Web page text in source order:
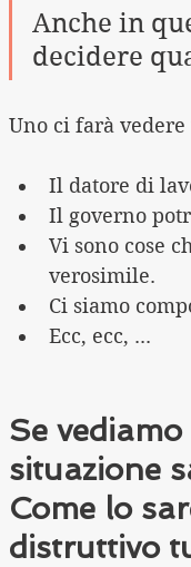
Anche in
decidere
Uno ci farà
Il datore di
Il governo
Vi sono cose
verosimile.
Ci siamo
Ecc, ecc, ...
Se
situazione
Come lo
distruttivo